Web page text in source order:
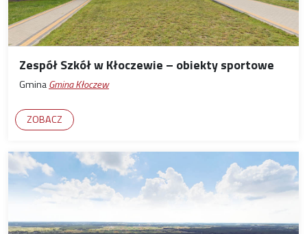
Zespół Szkół w Kłoczewie – obiekty sportowe
GminaGmina Kłoczew
ZOBACZ